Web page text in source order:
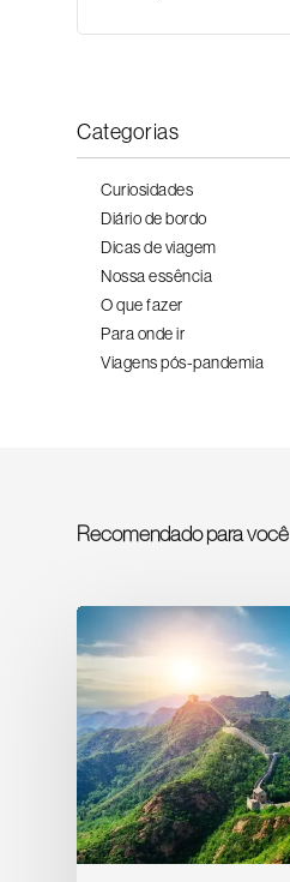
Categorias
Curiosidades
Diário de bordo
Dicas de viagem
Nossa essência
O que fazer
Para onde ir
Viagens pós-pandemia
Recomendado para você